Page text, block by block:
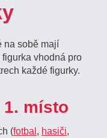
na sobě mají
vhodná pro
každé figurky.
místo
(fotbal, hasiči,